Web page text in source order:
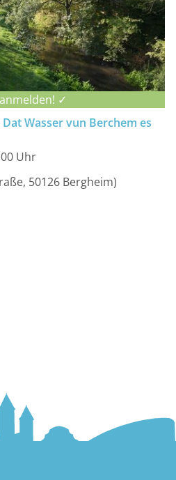
✓
Wasser vun Berchem es
Uhr
50126 Bergheim)